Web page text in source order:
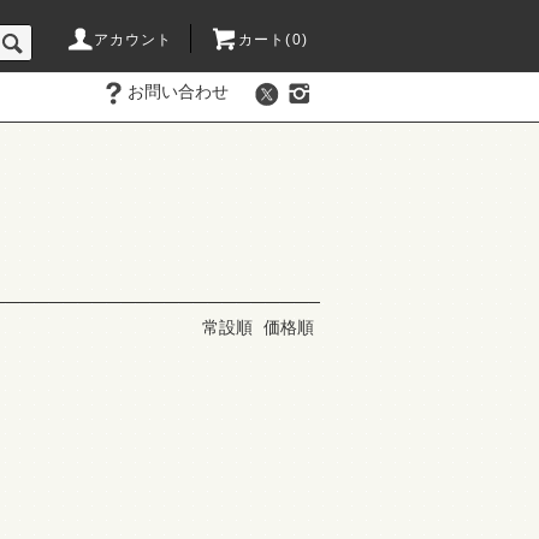
アカウント カート(0)
お問い合わせ
常設順 価格順